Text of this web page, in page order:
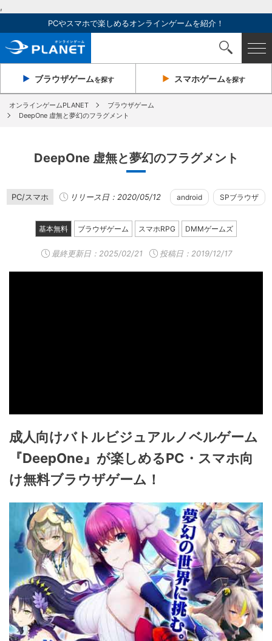
,
PCやスマホで楽しめるオンラインゲームを紹介！
ブラウザゲームを探す スマホゲームを探す
オンラインゲームPLANET
ブラウザゲーム
DeepOne 虚無と夢幻のフラグメント
DeepOne 虚無と夢幻のフラグメント
PC/スマホ リリース日：2020/05/12 android SPブラウザ
基本無料 ブラウザゲーム スマホRPG DMMゲームズ
最終更新日： 2025/02/21 投稿日：2019/12/17
成人向けバトルビジュアルノベルゲーム
『DeepOne』が楽しめるPC・スマホ向
け無料ブラウザゲーム！